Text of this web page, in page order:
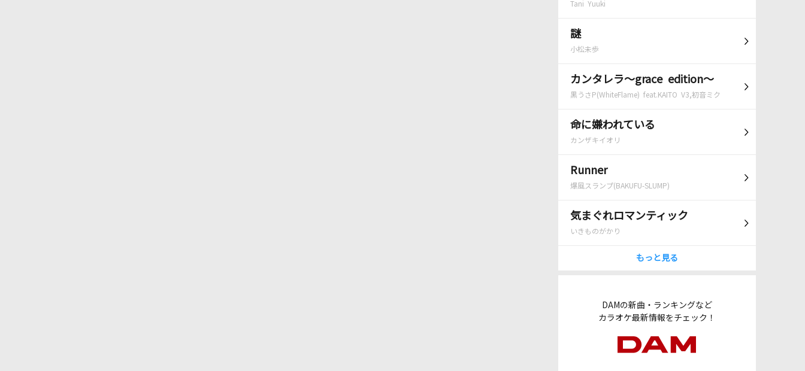
Tani Yuuki
謎
小松未歩
カンタレラ～grace edition～
黒うさP(WhiteFlame) feat.KAITO V3,初音ミク
命に嫌われている
カンザキイオリ
Runner
爆風スランプ(BAKUFU-SLUMP)
気まぐれロマンティック
いきものがかり
もっと見る
DAMの新曲・ランキングなど
カラオケ最新情報をチェック！